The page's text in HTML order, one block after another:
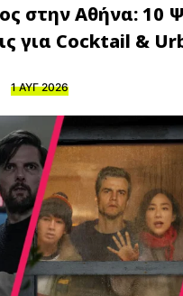
στην Αθήνα: 10
για Cocktail &
1 ΑΥΓ 2026